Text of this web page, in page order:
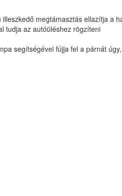
megtámasztás ellazítja a
tudja az autóüléshez rögzíteni
segítségével fújja fel a párnát